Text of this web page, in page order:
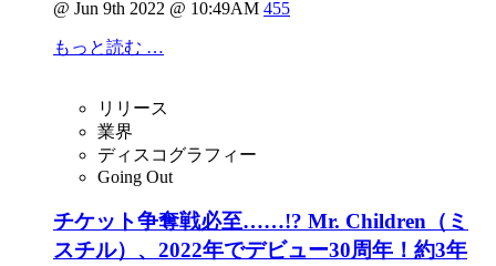
@ Jun 9th 2022 @ 10:49AM 455
もっと読む …
リリース
業界
ディスコグラフィー
Going Out
チケット争奪戦必至……!? Mr. Children（ミ
スチル）、2022年でデビュー30周年！約3年